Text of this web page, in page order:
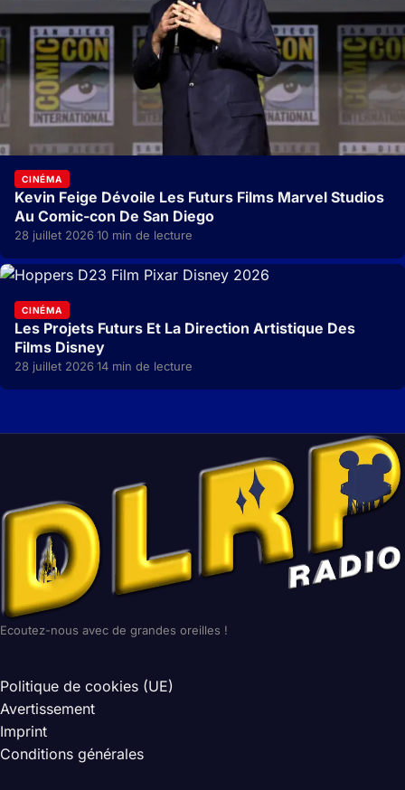
CINÉMA
Kevin Feige Dévoile Les Futurs Films Marvel Studios
Au Comic-con De San Diego
28 juillet 2026·10 min de lecture
CINÉMA
Les Projets Futurs Et La Direction Artistique Des
Films Disney
28 juillet 2026·14 min de lecture
Ecoutez-nous avec de grandes oreilles !
Politique de cookies (UE)
Avertissement
Imprint
Conditions générales